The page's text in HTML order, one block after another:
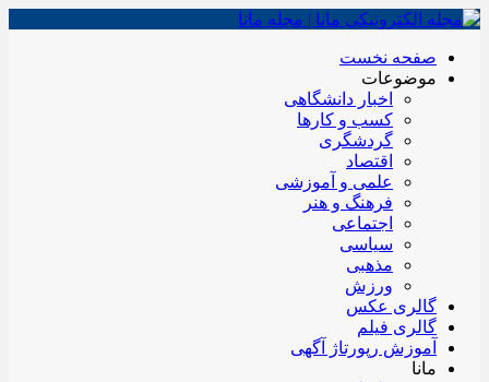
صفحه نخست
موضوعات
اخبار دانشگاهی
کسب و کارها
گردشگری
اقتصاد
علمی و آموزشی
فرهنگ و هنر
اجتماعی
سیاسی
مذهبی
ورزش
گالری عکس
گالری فیلم
آموزش رپورتاژ آگهی
مانا